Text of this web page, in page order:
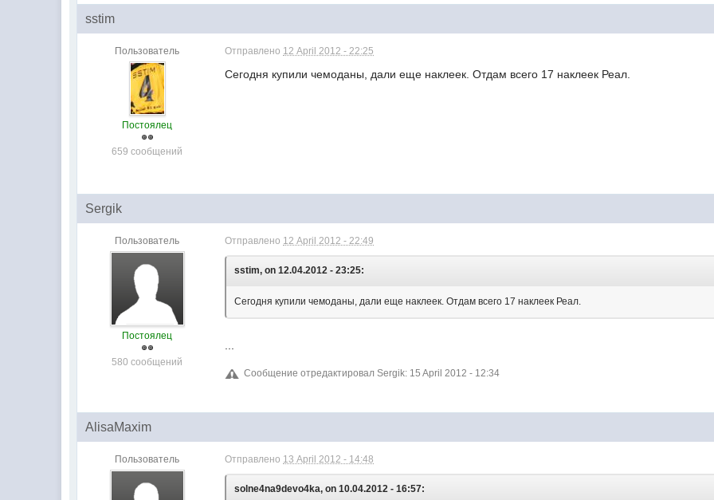
sstim
Пользователь
Постоялец
659 сообщений
Отправлено 12 April 2012 - 22:25
Сегодня купили чемоданы, дали еще наклеек. Отдам всего 17 наклеек Реал.
Sergik
Пользователь
Постоялец
580 сообщений
Отправлено 12 April 2012 - 22:49
sstim, on 12.04.2012 - 23:25:
Сегодня купили чемоданы, дали еще наклеек. Отдам всего 17 наклеек Реал.
Сообщение отредактировал Sergik: 15 April 2012 - 12:34
AlisaMaxim
Пользователь Отправлено 13 April 2012 - 14:48
solne4na9devo4ka, on 10.04.2012 - 16:57: